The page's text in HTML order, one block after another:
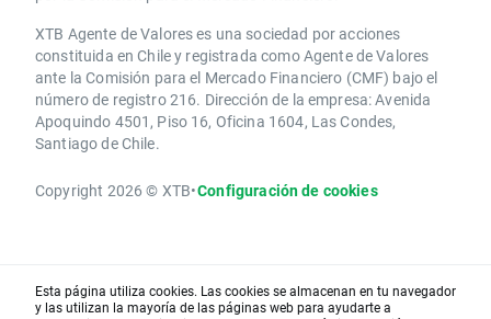
XTB Agente de Valores es una sociedad por acciones
constituida en Chile y registrada como Agente de Valores
ante la Comisión para el Mercado Financiero (CMF) bajo el
número de registro 216. Dirección de la empresa: Avenida
Apoquindo 4501, Piso 16, Oficina 1604, Las Condes,
Santiago de Chile.
Copyright 2026 © XTB•Configuración de cookies
Esta página utiliza cookies. Las cookies se almacenan en tu navegador
y las utilizan la mayoría de las páginas web para ayudarte a